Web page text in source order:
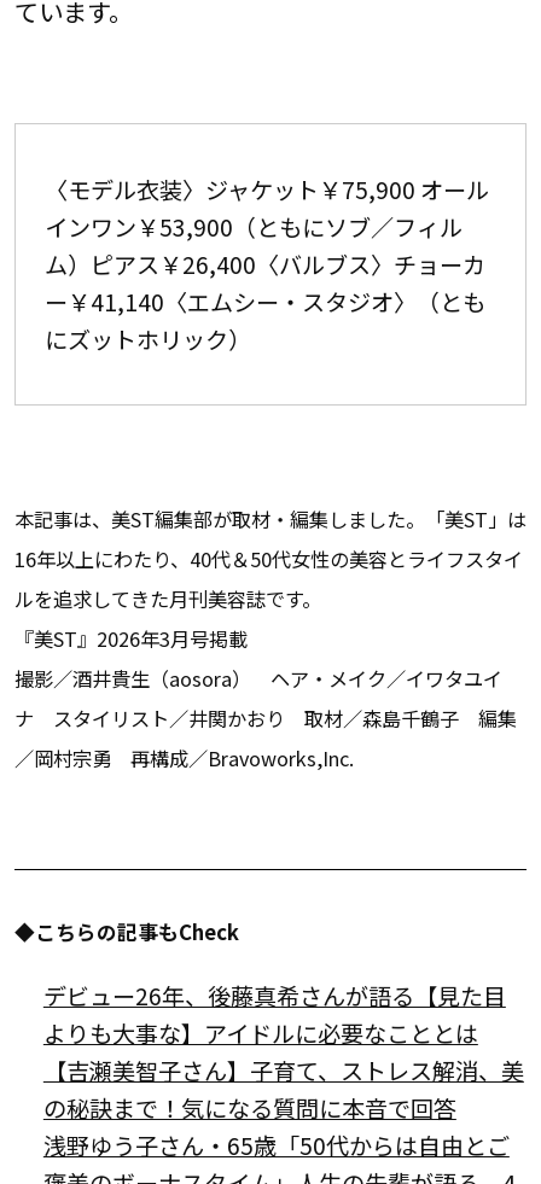
ています。
〈モデル衣装〉ジャケット￥75,900 オール
インワン￥53,900（ともにソブ／フィル
ム）ピアス￥26,400〈バルブス〉チョーカ
ー￥41,140〈エムシー・スタジオ〉（とも
にズットホリック）
本記事は、美ST編集部が取材・編集しました。「美ST」は
16年以上にわたり、40代＆50代女性の美容とライフスタイ
ルを追求してきた月刊美容誌です。
『美ST』2026年3月号掲載
撮影／酒井貴生（aosora） ヘア・メイク／イワタユイ
ナ スタイリスト／井関かおり 取材／森島千鶴子 編集
／岡村宗勇 再構成／Bravoworks,Inc.
◆こちらの記事もCheck
デビュー26年、後藤真希さんが語る【見た目
よりも大事な】アイドルに必要なこととは
【吉瀬美智子さん】子育て、ストレス解消、美
の秘訣まで！気になる質問に本音で回答
浅野ゆう子さん・65歳「50代からは自由とご